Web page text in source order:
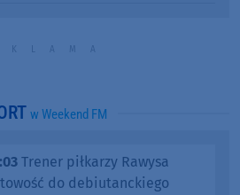
w Weekend FM
Trener piłkarzy Rawysa
do debiutanckiego